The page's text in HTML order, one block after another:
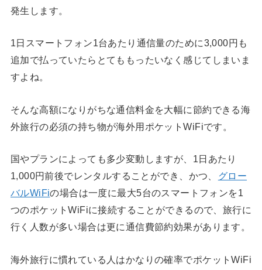
発生します。
1日スマートフォン1台あたり通信量のために3,000円も
追加で払っていたらとてももったいなく感じてしまいま
すよね。
そんな高額になりがちな通信料金を大幅に節約できる海
外旅行の必須の持ち物が海外用ポケットWiFiです。
国やプランによっても多少変動しますが、1日あたり
1,000円前後でレンタルすることができ、かつ、
グロー
バルWiFiの場合は一度に最大5台のスマートフォンを1
つのポケットWiFiに接続することができるので、旅行に
行く人数が多い場合は更に通信費節約効果があります。
海外旅行に慣れている人はかなりの確率でポケットWiFi